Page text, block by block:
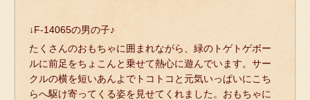
↓F-14065の男の子♪
たくさんのおもちゃに囲まれながら、緑のトゲトゲボー
ルに前足をちょこんと乗せて熱心に遊んでいます。サー
クルの横を短いあんよでトコトコと元気いっぱいにこち
らへ駆け寄ってくる姿を見せてくれました。おもちゃに